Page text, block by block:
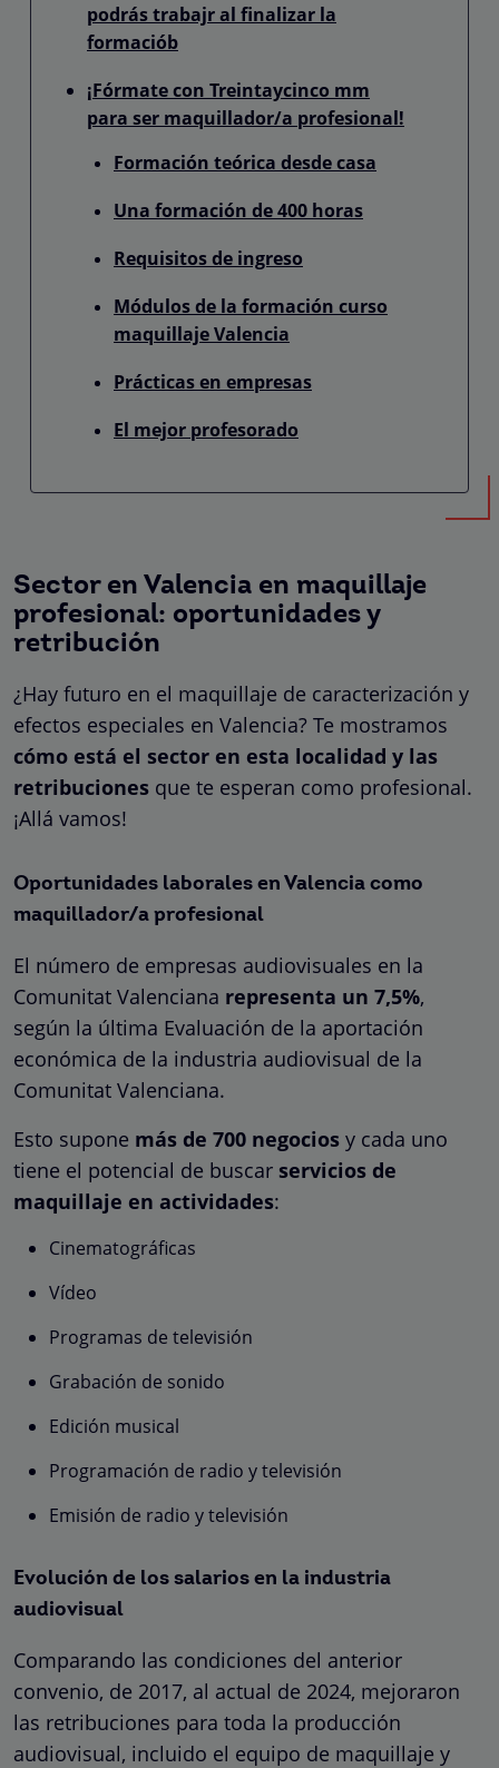
podrás trabajr al finalizar la
formaciób
¡Fórmate con Treintaycinco mm
para ser maquillador/a profesional!
Formación teórica desde casa
Una formación de 400 horas
Requisitos de ingreso
Módulos de la formación curso
maquillaje Valencia
Prácticas en empresas
El mejor profesorado
Sector en Valencia en maquillaje
profesional: oportunidades y
retribución
¿Hay futuro en el maquillaje de caracterización y
efectos especiales en Valencia? Te mostramos
cómo está el sector en esta localidad y las
retribuciones que te esperan como profesional.
¡Allá vamos!
Oportunidades laborales en Valencia como
maquillador/a profesional
El número de empresas audiovisuales en la
Comunitat Valenciana representa un 7,5%,
según la última Evaluación de la aportación
económica de la industria audiovisual de la
Comunitat Valenciana.
Esto supone más de 700 negocios y cada uno
tiene el potencial de buscar servicios de
maquillaje en actividades:
Cinematográficas
Vídeo
Programas de televisión
Grabación de sonido
Edición musical
Programación de radio y televisión
Emisión de radio y televisión
Evolución de los salarios en la industria
audiovisual
Comparando las condiciones del anterior
convenio, de 2017, al actual de 2024, mejoraron
las retribuciones para toda la producción
audiovisual, incluido el equipo de maquillaje y